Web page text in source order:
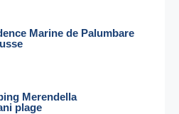
Marine de Palumbare
Merendella
plage